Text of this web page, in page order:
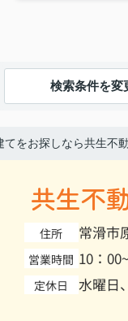
検索条件を変
てをお探しなら共生不
共生不
住所 常滑市
営業時間 10：
定休日 水曜日